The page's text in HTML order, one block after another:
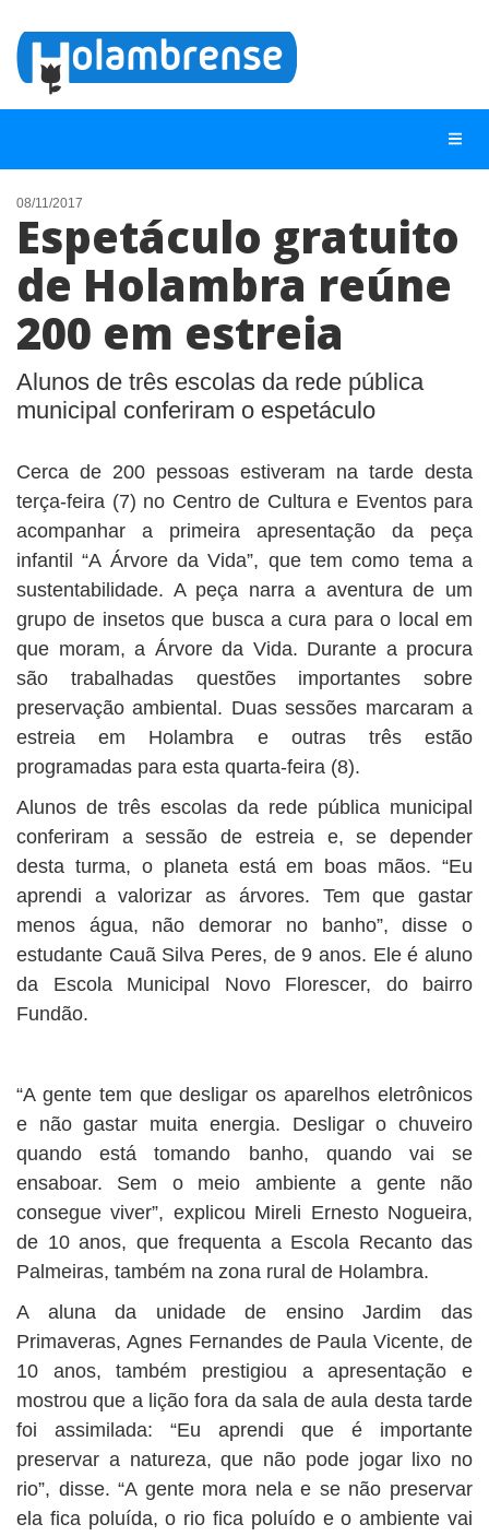
NOTÍCIAS
LISTA DIGITAL
TELEFONES ÚTEIS
ANUNCIE
08/11/2017
Espetáculo gratuito
de Holambra reúne
200 em estreia
Alunos de três escolas da rede pública
municipal conferiram o espetáculo
Cerca de 200 pessoas estiveram na tarde desta
terça-feira (7) no Centro de Cultura e Eventos para
acompanhar a primeira apresentação da peça
infantil “A Árvore da Vida”, que tem como tema a
sustentabilidade. A peça narra a aventura de um
grupo de insetos que busca a cura para o local em
que moram, a Árvore da Vida. Durante a procura
são trabalhadas questões importantes sobre
preservação ambiental. Duas sessões marcaram a
estreia em Holambra e outras três estão
programadas para esta quarta-feira (8).
Alunos de três escolas da rede pública municipal
conferiram a sessão de estreia e, se depender
desta turma, o planeta está em boas mãos. “Eu
aprendi a valorizar as árvores. Tem que gastar
menos água, não demorar no banho”, disse o
estudante Cauã Silva Peres, de 9 anos. Ele é aluno
da Escola Municipal Novo Florescer, do bairro
Fundão.
“A gente tem que desligar os aparelhos eletrônicos
e não gastar muita energia. Desligar o chuveiro
quando está tomando banho, quando vai se
ensaboar. Sem o meio ambiente a gente não
consegue viver”, explicou Mireli Ernesto Nogueira,
de 10 anos, que frequenta a Escola Recanto das
Palmeiras, também na zona rural de Holambra.
A aluna da unidade de ensino Jardim das
Primaveras, Agnes Fernandes de Paula Vicente, de
10 anos, também prestigiou a apresentação e
mostrou que a lição fora da sala de aula desta tarde
foi assimilada: “Eu aprendi que é importante
preservar a natureza, que não pode jogar lixo no
rio”, disse. “A gente mora nela e se não preservar
ela fica poluída, o rio fica poluído e o ambiente vai